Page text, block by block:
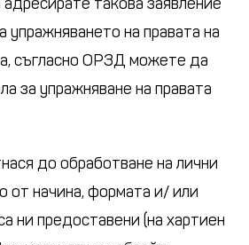
упражняването на правата на
съгласно ОРЗД можете да
за упражняване на правата
до обработване на лични
от начина, формата и/ или
ни предоставени (на хартиен